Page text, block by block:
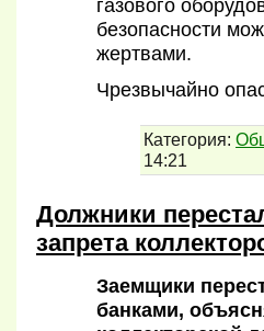
газового
безопасности
жертвами.
Чрезвычайно
Категория:
14:21
Должники
запрета
Заемщики
банками,